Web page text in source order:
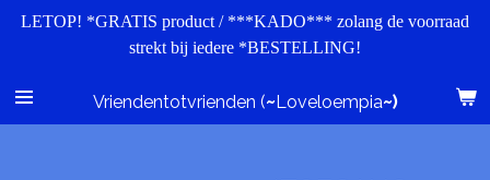
Ga
de
hoofdinhoud
Vriendentotvrienden (~Loveloempia~)
LETOP! *GRATIS product / ***KADO*** zolang de voorraad
strekt bij iedere *BESTELLING!